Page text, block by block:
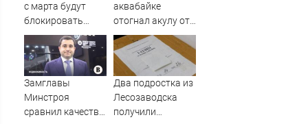
с марта будут
блокировать
переводы по
новому признаку
аквабайке
отогнал акулу от
пляжа с людьми в
Приморье
Замглавы
Минстроя
сравнил качество
Два подростка из
Лесозаводска
получили